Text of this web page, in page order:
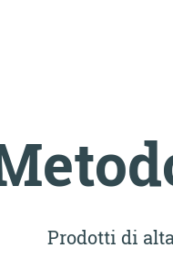
Prodotti di